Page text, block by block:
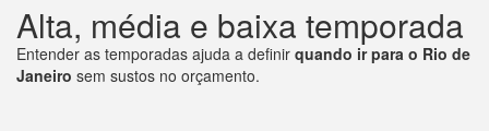
Alta, média e baixa temporada
Entender as temporadas ajuda a definir quando ir para o Rio de
Janeiro sem sustos no orçamento.